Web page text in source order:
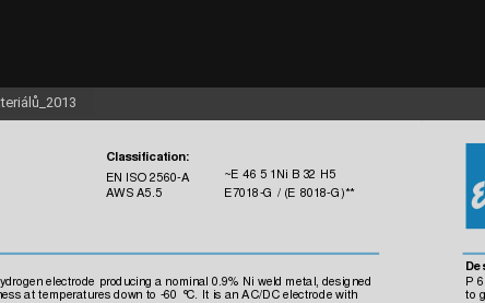
Classification:
EN ISO 2560-A ~E 46 5 1Ni B 32 H5
AWS A5.5 E7018-G / (E 8018-G)**
electrode producing a nominal 0.9% Ni weld metal, designed
s at temperatures down to -60 °C. It is an AC/DC electrode with
P
to